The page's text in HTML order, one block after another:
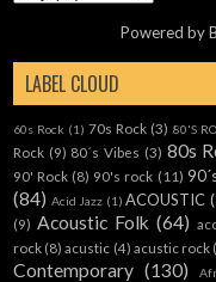
Powered by
LABEL CLOUD
60s Rock (1) 70s Rock (3) 80'S
Rock (9) 80´s Vibes (3) 80s
90' Rock (8) 90's rock (11)
(84) Acid Jazz (1) ACOUSTIC
(9) Acoustic Folk (64)
rock (8) acustic (4) acustic rock
Contemporary (130)